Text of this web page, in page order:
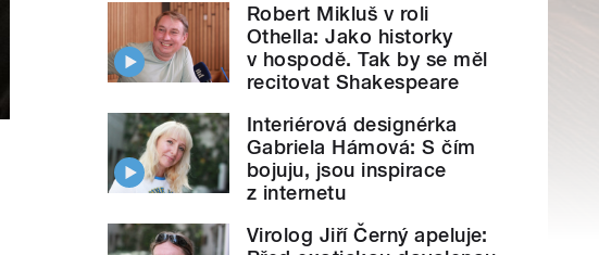
Robert Mikluš v roli
Othella: Jako historky
v hospodě. Tak by se měl
recitovat Shakespeare
Interiérová designérka
Gabriela Hámová: S čím
bojuju, jsou inspirace
z internetu
Virolog Jiří Černý apeluje: